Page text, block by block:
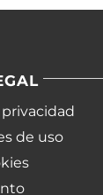
de uso